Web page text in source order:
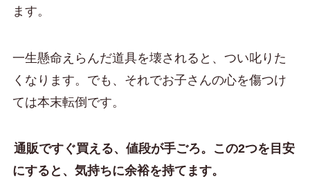
ます。
一生懸命えらんだ道具を壊されると、つい叱りた
くなります。でも、それでお子さんの心を傷つけ
ては本末転倒です。
通販ですぐ買える、値段が手ごろ。この2つを目安
にすると、気持ちに余裕を持てます。